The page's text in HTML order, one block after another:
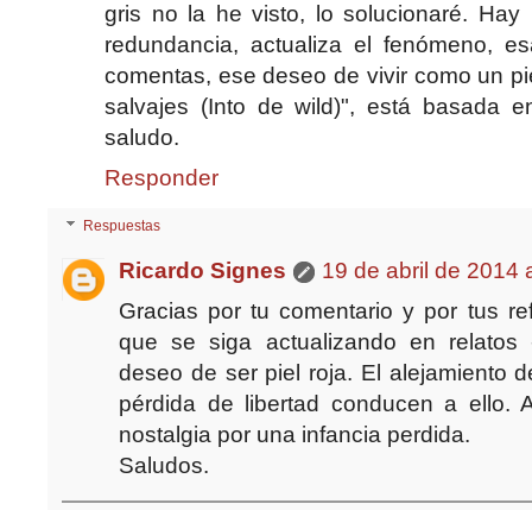
gris no la he visto, lo solucionaré.
redundancia, actualiza el fenómeno,
comentas, ese deseo de vivir como un
salvajes (Into de wild)", está basada
saludo.
Responder
Respuestas
Ricardo Signes
19 de abril de 2014
Gracias por tu comentario y por tus
que se siga actualizando en relatos
deseo de ser piel roja. El alejamiento
pérdida de libertad conducen a ello.
nostalgia por una infancia perdida.
Saludos.